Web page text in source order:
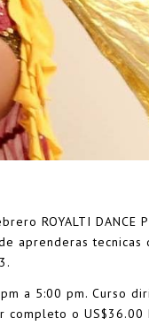
ROYALTI
aprenderas
a 5:00 pm. Curso
o US$36.00